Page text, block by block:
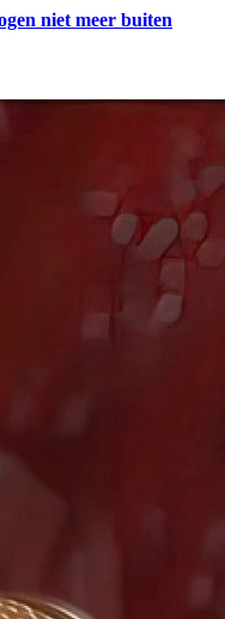
niet meer buiten